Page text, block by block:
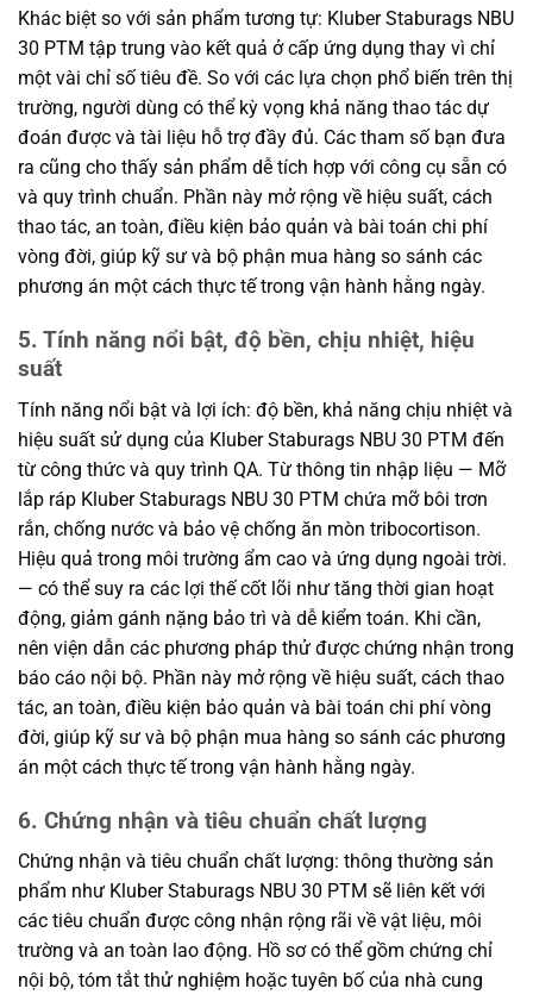
Khác biệt so với sản phẩm tương tự: Kluber Staburags NBU
30 PTM tập trung vào kết quả ở cấp ứng dụng thay vì chỉ
một vài chỉ số tiêu đề. So với các lựa chọn phổ biến trên thị
trường, người dùng có thể kỳ vọng khả năng thao tác dự
đoán được và tài liệu hỗ trợ đầy đủ. Các tham số bạn đưa
ra cũng cho thấy sản phẩm dễ tích hợp với công cụ sẵn có
và quy trình chuẩn. Phần này mở rộng về hiệu suất, cách
thao tác, an toàn, điều kiện bảo quản và bài toán chi phí
vòng đời, giúp kỹ sư và bộ phận mua hàng so sánh các
phương án một cách thực tế trong vận hành hằng ngày.
5. Tính năng nổi bật, độ bền, chịu nhiệt, hiệu
suất
Tính năng nổi bật và lợi ích: độ bền, khả năng chịu nhiệt và
hiệu suất sử dụng của Kluber Staburags NBU 30 PTM đến
từ công thức và quy trình QA. Từ thông tin nhập liệu — Mỡ
lắp ráp Kluber Staburags NBU 30 PTM chứa mỡ bôi trơn
rắn, chống nước và bảo vệ chống ăn mòn tribocortison.
Hiệu quả trong môi trường ẩm cao và ứng dụng ngoài trời.
— có thể suy ra các lợi thế cốt lõi như tăng thời gian hoạt
động, giảm gánh nặng bảo trì và dễ kiểm toán. Khi cần,
nên viện dẫn các phương pháp thử được chứng nhận trong
báo cáo nội bộ. Phần này mở rộng về hiệu suất, cách thao
tác, an toàn, điều kiện bảo quản và bài toán chi phí vòng
đời, giúp kỹ sư và bộ phận mua hàng so sánh các phương
án một cách thực tế trong vận hành hằng ngày.
6. Chứng nhận và tiêu chuẩn chất lượng
Chứng nhận và tiêu chuẩn chất lượng: thông thường sản
phẩm như Kluber Staburags NBU 30 PTM sẽ liên kết với
các tiêu chuẩn được công nhận rộng rãi về vật liệu, môi
trường và an toàn lao động. Hồ sơ có thể gồm chứng chỉ
nội bộ, tóm tắt thử nghiệm hoặc tuyên bố của nhà cung